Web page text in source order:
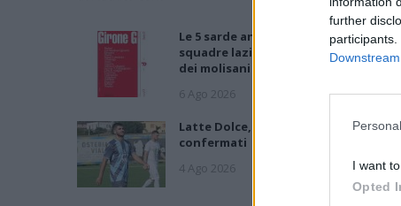
further
I want
Opted
Le 5 sarde ancora nel girone G con 8
squadre laziali, 4 campane e la novità
dei molisani del Venafro
6 Ago 2026
Latte Dolce, Luigi Piredda il primo dei
confermati
4 Ago 2026